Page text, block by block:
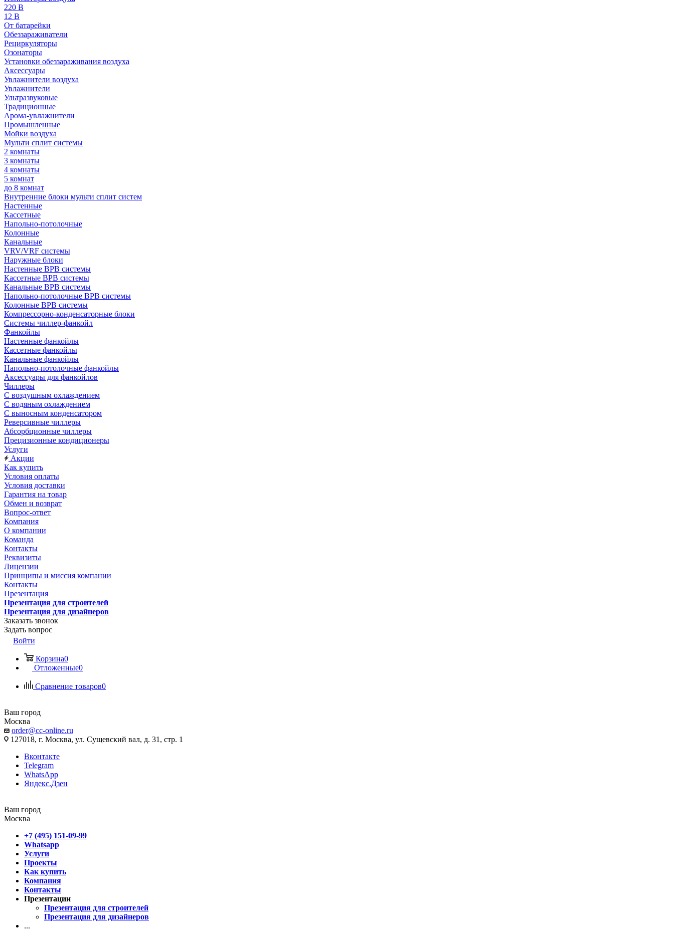
220 В
12 В
От батарейки
Обеззараживатели
Рециркуляторы
Озонаторы
Установки обеззараживания воздуха
Аксессуары
Увлажнители воздуха
Увлажнители
Ультразвуковые
Традиционные
Арома-увлажнители
Промышленные
Мойки воздуха
Мульти сплит системы
2 комнаты
3 комнаты
4 комнаты
5 комнат
до 8 комнат
Внутренние блоки мульти сплит систем
Настенные
Кассетные
Напольно-потолочные
Колонные
Канальные
VRV/VRF системы
Наружные блоки
Настенные ВРВ системы
Кассетные ВРВ системы
Канальные ВРВ системы
Напольно-потолочные ВРВ системы
Колонные ВРВ системы
Компрессорно-конденсаторные блоки
Системы чиллер-фанкойл
Фанкойлы
Настенные фанкойлы
Кассетные фанкойлы
Канальные фанкойлы
Напольно-потолочные фанкойлы
Аксессуары для фанкойлов
Чиллеры
С воздушным охлаждением
С водяным охлаждением
С выносным конденсатором
Реверсивные чиллеры
Абсорбционные чиллеры
Прецизионные кондиционеры
Услуги
Акции
Как купить
Условия оплаты
Условия доставки
Гарантия на товар
Обмен и возврат
Вопрос-ответ
Компания
О компании
Команда
Контакты
Реквизиты
Лицензии
Принципы и миссия компании
Контакты
Презентация
Презентация для строителей
Презентация для дизайнеров
Заказать звонок
Задать вопрос
Войти
Корзина0
Отложенные0
Сравнение товаров0
Ваш город
Москва
order@cc-online.ru
127018, г. Москва, ул. Сущевский вал, д. 31, стр. 1
Вконтакте
Telegram
WhatsApp
Яндекс.Дзен
Ваш город
Москва
+7 (495) 151-09-99
Whatsapp
Услуги
Проекты
Как купить
Компания
Контакты
Презентации
Презентация для строителей
Презентация для дизайнеров
...